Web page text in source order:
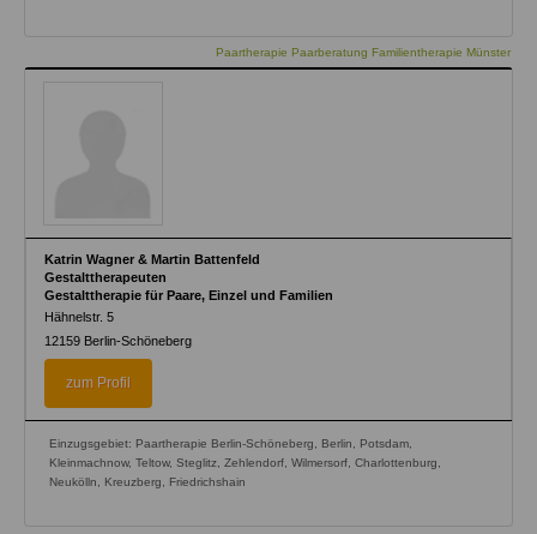
Paartherapie Paarberatung Familientherapie Münster
Katrin Wagner & Martin Battenfeld
Gestalttherapeuten
Gestalttherapie für Paare, Einzel und Familien
Hähnelstr. 5
12159 Berlin-Schöneberg
zum Profil
Einzugsgebiet: Paartherapie Berlin-Schöneberg, Berlin, Potsdam,
Kleinmachnow, Teltow, Steglitz, Zehlendorf, Wilmersorf, Charlottenburg,
Neukölln, Kreuzberg, Friedrichshain